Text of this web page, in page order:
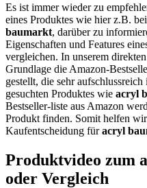
Es ist immer wieder zu
eines Produktes wie hier z.B.
baumarkt, darüber zu
Eigenschaften und Features
vergleichen. In unserem
Grundlage die Amazon-
gestellt, die sehr
gesuchten Produktes wie acryl
Bestseller-liste aus Amazon
Produkt finden. Somit helfen
Kaufentscheidung füracryl
Produktvideo zum
oder Vergleich